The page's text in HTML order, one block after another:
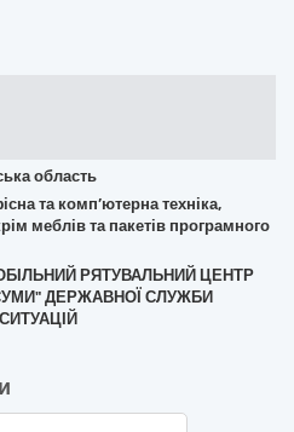
область
та комп’ютерна техніка,
меблів та пакетів програмного
МОБІЛЬНИЙ РЯТУВАЛЬНИЙ ЦЕНТР
ДЕРЖАВНОЇ СЛУЖБИ